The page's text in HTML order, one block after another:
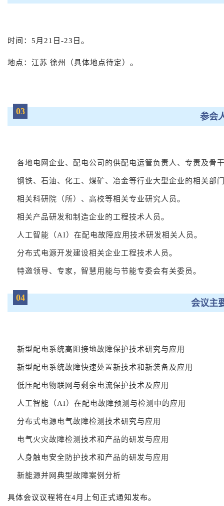
时间：5月21日-23日。
地点：江苏 徐州（具体地点待定）。
03
参会
各地电网企业、配电公司的供配电运管负责人、专责及骨
钢铁、石油、化工、煤矿、冶金等行业大型企业的相关部
相关科研院（所）、高校等相关专业研究人员。
相关产品研发和制造企业的工程技术人员。
人工智能（AI）在配电故障应用技术研发相关人员。
分布式电源开发建设相关企业工程技术人员。
特邀领导、专家，智慧用能与节能专委会有关委员。
04
会议主
新型配电系统高阻接地故障保护技术研究与应用
新型配电系统故障快速处置新技术和新装备及应用
低压配电物联网与剩余电流保护技术及应用
人工智能（AI）在配电故障预测与检测中的应用
分布式电源电气故障检测技术研究与应用
电气火灾故障检测技术和产品的研发与应用
人身触电安全防护技术和产品的研发与应用
新能源并网典型故障案例分析
具体会议议程将在4月上旬正式通知发布。